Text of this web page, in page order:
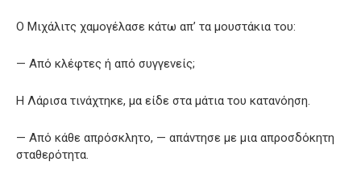
Ο Μιχάλιτς χαμογέλασε κάτω απ’ τα μουστάκια του:
— Από κλέφτες ή από συγγενείς;
Η Λάρισα τινάχτηκε, μα είδε στα μάτια του κατανόηση.
— Από κάθε απρόσκλητο, — απάντησε με μια απροσδόκητη
σταθερότητα.